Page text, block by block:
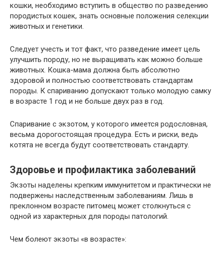
кошки, необходимо вступить в общество по разведению
породистых кошек, знать основные положения селекции
животных и генетики.
Следует учесть и тот факт, что разведение имеет цель
улучшить породу, но не выращивать как можно больше
животных. Кошка-мама должна быть абсолютно
здоровой и полностью соответствовать стандартам
породы. К спариванию допускают только молодую самку
в возрасте 1 год и не больше двух раз в год.
Спаривание с экзотом, у которого имеется родословная,
весьма дорогостоящая процедура. Есть и риски, ведь
котята не всегда будут соответствовать стандарту.
Здоровье и профилактика заболеваний
Экзоты наделены крепким иммунитетом и практически не
подвержены наследственным заболеваниям. Лишь в
преклонном возрасте питомец может столкнуться с
одной из характерных для породы патологий.
Чем болеют экзоты «в возрасте»: